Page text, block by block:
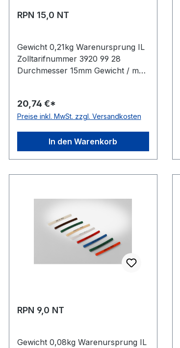
RPN 15,0 NT
Gewicht 0,21kg Warenursprung IL
Zolltarifnummer 3920 99 28
Durchmesser 15mm Gewicht / m
Polyurethan Farbe grün
Rollenlänge 30,5 (außer Ø 2mm =
Zugstrang nein Shorehärte 88°
Shore A
20,74 €*
Preise inkl. MwSt. zzgl. Versandkosten
In den Warenkorb
RPN 9,0 NT
Gewicht 0,08kg Warenursprung IL